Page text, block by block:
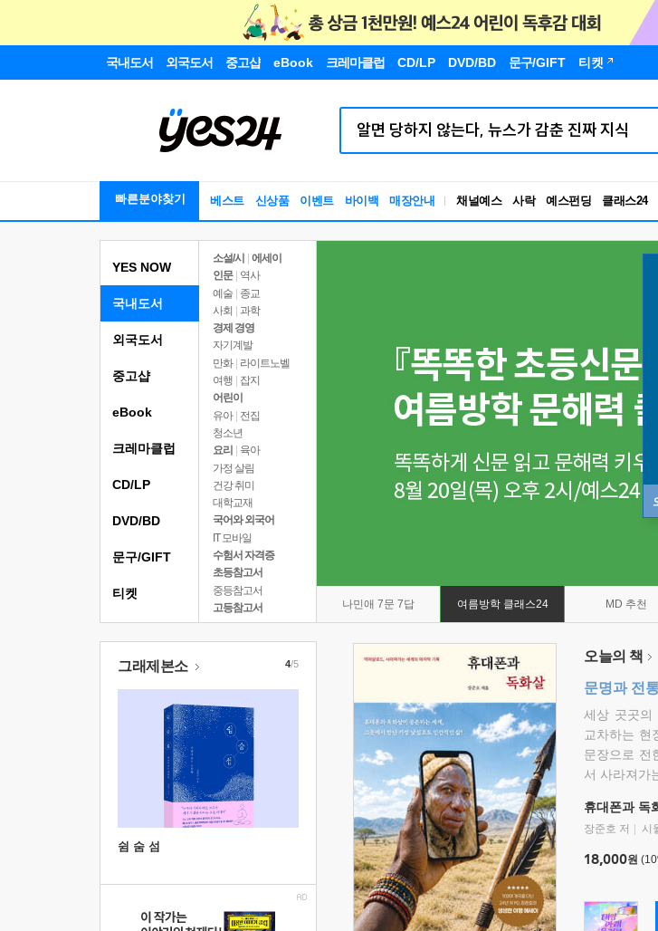
국내도서 외국도서 중고샵 eBook 크레마클럽 CD/LP DVD/BD 문구/GIFT 티켓
빠른분야찾기 베스트 신상품 이벤트 바이백 매장안내 채널예스 사락 예스펀딩 클래스24
YES NOW
국내도서
소설/시
에세이
인문
역사
예술 | 종교
사회 | 과학
경제 경영
자기계발
만화 | 라이트노벨
여행
잡지
어린이
유아 | 전집
청소년
요리
육아
가정 살림
건강 취미
대학교재
국어와 외국어
IT 모바일
수험서 자격증
초등참고서
중등참고서
고등참고서
나민애 7문 7답 여름방학 클래스24 MD 추천
외국도서
중고샵
eBook
크레마클럽
CD/LP
DVD/BD
문구/GIFT
티켓
그래제본소
쉼 숨 섬
4/5 오늘의 책
문명과 전
세상 곳곳의
교차하는 현
문장으로 전
서 사라져가
휴대폰과 독
장준호 저 시
18,000원